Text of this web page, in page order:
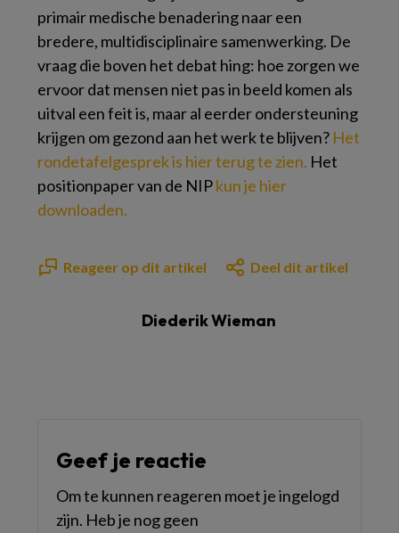
primair medische benadering naar een
bredere, multidisciplinaire samenwerking. De
vraag die boven het debat hing: hoe zorgen we
ervoor dat mensen niet pas in beeld komen als
uitval een feit is, maar al eerder ondersteuning
krijgen om gezond aan het werk te blijven? Het
rondetafelgesprek is hier terug te zien. Het
positionpaper van de NIPkun je hier
downloaden.
Reageer op dit artikel Deel dit artikel
Diederik Wieman
Geef je reactie
Om te kunnen reageren moet je ingelogd
zijn. Heb je nog geen